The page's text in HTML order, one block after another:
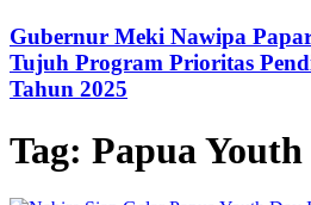
Gubernur Meki Nawipa
Tujuh Program Prioritas
Tahun 2025
Tag: Papua